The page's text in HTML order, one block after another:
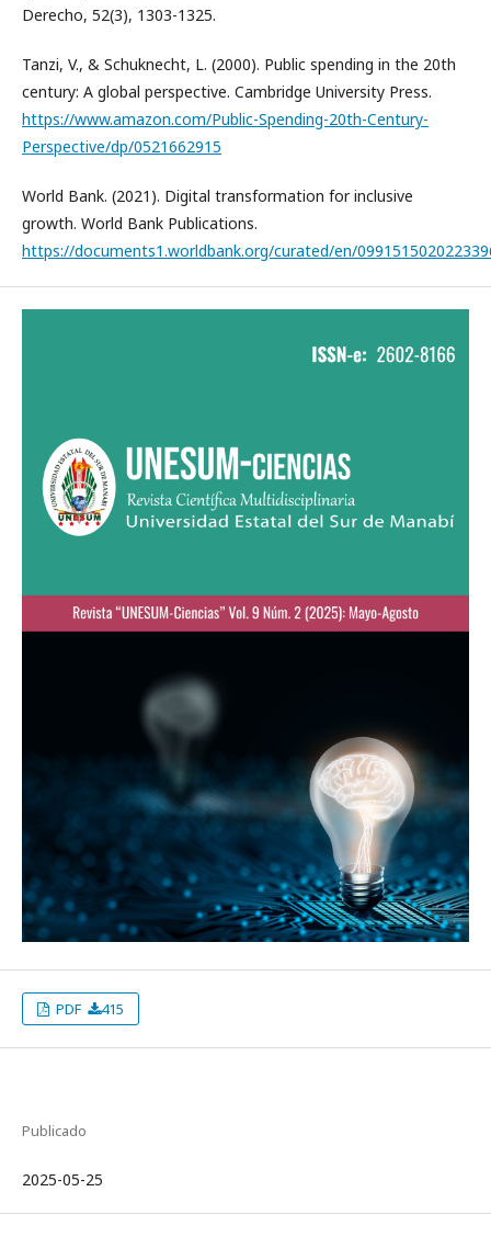
Derecho, 52(3), 1303-1325.
Tanzi, V., & Schuknecht, L. (2000). Public spending in the 20th
century: A global perspective. Cambridge University Press.
https://www.amazon.com/Public-Spending-20th-Century-
Perspective/dp/0521662915
World Bank. (2021). Digital transformation for inclusive
growth. World Bank Publications.
https://documents1.worldbank.org/curated/en/
PDF 415
Publicado
2025-05-25